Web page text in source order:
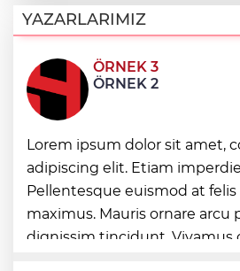
Esnaf odalarından
Altınoluk Alevi
renkli anlara sahne
Arbil Akın kadın
Antalya
yolları yenilenecek
YAZARLARIMIZ
ÖRNEK 3
ÖRNEK 2
Lorem ipsum dolor sit amet,
adipiscing elit. Etiam
Pellentesque euismod at
maximus. Mauris ornare arcu
dignissim tincidunt.